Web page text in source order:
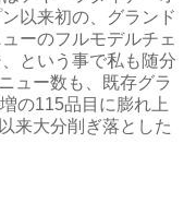
以来初の、グランド
ューのフルモデルチェ
、という事で私も随分
ュー数も、既存グラ
の115品目に膨れ上
来大分削ぎ落とした